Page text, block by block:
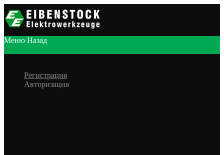
Меню Назад
×
Регистрация
Авторизация